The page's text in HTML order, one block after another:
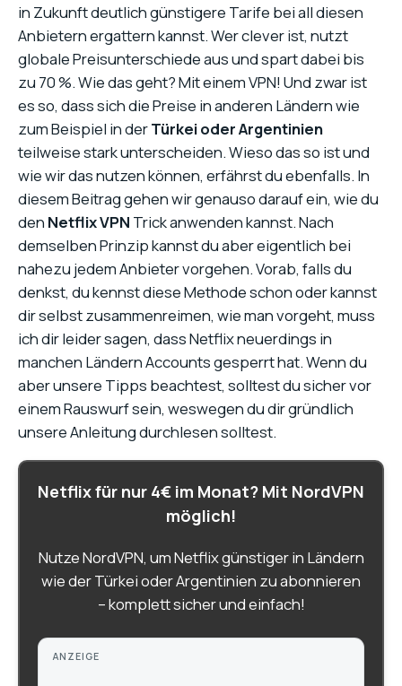
in Zukunft deutlich günstigere Tarife bei all diesen
Anbietern ergattern kannst. Wer clever ist, nutzt
globale Preisunterschiede aus und spart dabei bis
zu 70 %. Wie das geht? Mit einem VPN! Und zwar ist
es so, dass sich die Preise in anderen Ländern wie
zum Beispiel in derTürkei oder Argentinien
teilweise stark unterscheiden. Wieso das so ist und
wie wir das nutzen können, erfährst du ebenfalls. In
diesem Beitrag gehen wir genauso darauf ein, wie du
den Netflix VPN Trick anwenden kannst. Nach
demselben Prinzip kannst du aber eigentlich bei
nahezu jedem Anbieter vorgehen. Vorab, falls du
denkst, du kennst diese Methode schon oder kannst
dir selbst zusammenreimen, wie man vorgeht, muss
ich dir leider sagen, dass Netflix neuerdings in
manchen Ländern Accounts gesperrt hat. Wenn du
aber unsere Tipps beachtest, solltest du sicher vor
einem Rauswurf sein, weswegen du dir gründlich
unsere Anleitung durchlesen solltest.
Netflix für nur 4€ im Monat? Mit NordVPN
möglich!
Nutze NordVPN, um Netflix günstiger in Ländern
wie der Türkei oder Argentinien zu abonnieren
– komplett sicher und einfach!
ANZEIGE